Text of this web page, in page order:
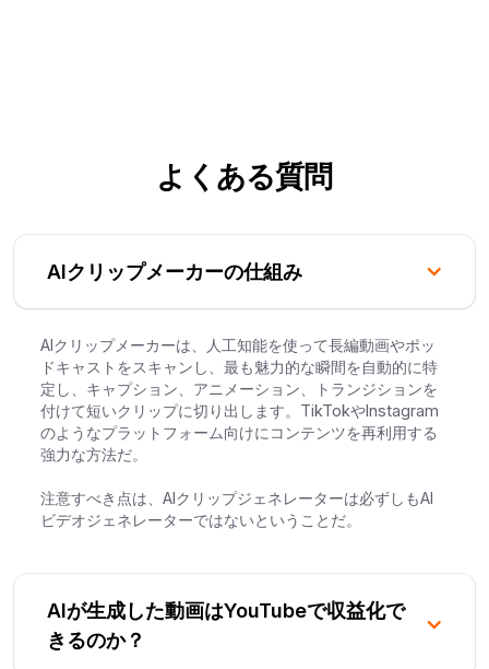
よくある質問
AIクリップメーカーの仕組み
AIクリップメーカーは、人工知能を使って長編動画やポッ
ドキャストをスキャンし、最も魅力的な瞬間を自動的に特
定し、キャプション、アニメーション、トランジションを
付けて短いクリップに切り出します。TikTokやInstagram
のようなプラットフォーム向けにコンテンツを再利用する
強力な方法だ。
注意すべき点は、AIクリップジェネレーターは必ずしもAI
ビデオジェネレーターではないということだ。
AIが生成した動画はYouTubeで収益化で
きるのか？